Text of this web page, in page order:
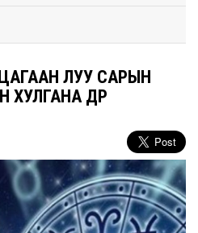
ЦАГААН ЛУУ САРЫН
ХУЛГАНА ӨДӨР